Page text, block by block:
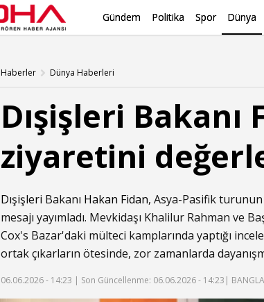
Gündem Politika Spor Dünya
Haberler Dünya Haberleri
Dışişleri Bakanı
ziyaretini
Dışişleri Bakanı Hakan Fidan, Asya-Pasifik
mesajı yayımladı. Mevkidaşı Khalilur Rahman ve
Cox's Bazar'daki mülteci kamplarında yaptığı
ortak çıkarların ötesinde, zor zamanlarda
06.06.2026 - 14:23 | Son Güncellenme: 06.06.2026 - 14:23 |